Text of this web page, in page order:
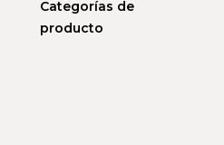
Categorías de
producto